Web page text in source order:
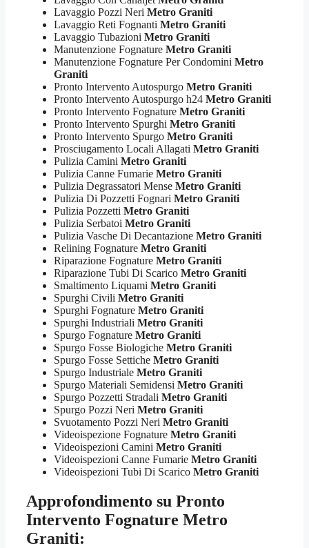
Lavaggio Pozzi Neri Metro Graniti
Lavaggio Reti Fognanti Metro Graniti
Lavaggio Tubazioni Metro Graniti
Manutenzione Fognature Metro Graniti
Manutenzione Fognature Per Condomini Metro
Graniti
Pronto Intervento Autospurgo Metro Graniti
Pronto Intervento Autospurgo h24 Metro Graniti
Pronto Intervento Fognature Metro Graniti
Pronto Intervento Spurghi Metro Graniti
Pronto Intervento Spurgo Metro Graniti
Prosciugamento Locali Allagati Metro Graniti
Pulizia Camini Metro Graniti
Pulizia Canne Fumarie Metro Graniti
Pulizia Degrassatori Mense Metro Graniti
Pulizia Di Pozzetti Fognari Metro Graniti
Pulizia Pozzetti Metro Graniti
Pulizia Serbatoi Metro Graniti
Pulizia Vasche Di Decantazione Metro Graniti
Relining Fognature Metro Graniti
Riparazione Fognature Metro Graniti
Riparazione Tubi Di Scarico Metro Graniti
Smaltimento Liquami Metro Graniti
Spurghi Civili Metro Graniti
Spurghi Fognature Metro Graniti
Spurghi Industriali Metro Graniti
Spurgo Fognature Metro Graniti
Spurgo Fosse Biologiche Metro Graniti
Spurgo Fosse Settiche Metro Graniti
Spurgo Industriale Metro Graniti
Spurgo Materiali Semidensi Metro Graniti
Spurgo Pozzetti Stradali Metro Graniti
Spurgo Pozzi Neri Metro Graniti
Svuotamento Pozzi Neri Metro Graniti
Videoispezione Fognature Metro Graniti
Videoispezioni Camini Metro Graniti
Videoispezioni Canne Fumarie Metro Graniti
Videoispezioni Tubi Di Scarico Metro Graniti
Approfondimento su Pronto
Intervento Fognature Metro
Graniti: